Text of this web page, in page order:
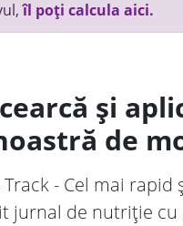
îl poți calcula aici.
și
de
Track - Cel mai rapid
jurnal de nutriție cu